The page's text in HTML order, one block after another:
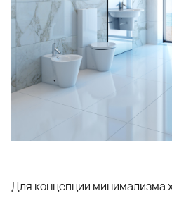
Для концепции минимализма